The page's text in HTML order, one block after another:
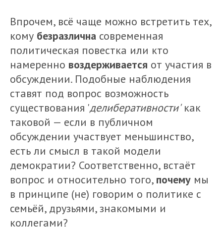
Впрочем, всё чаще можно встретить тех,
кому безразлична современная
политическая повестка или кто
намеренно воздерживается от участия в
обсуждении. Подобные наблюдения
ставят под вопрос возможность
существования 'делиберативности'как
таковой — если в публичном
обсуждении участвует меньшинство,
есть ли смысл в такой модели
демократии? Соответственно, встаёт
вопрос и относительно того, почему мы
в принципе (не) говорим о политике с
семьёй, друзьями, знакомыми и
коллегами?